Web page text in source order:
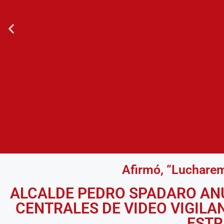
CADENA PERPETUA
EXTORCIONADORES Y
Afirmó,
ALCALDE PEDRO SPADARO
CENTRALES DE VIDEO